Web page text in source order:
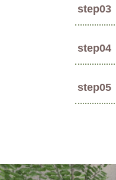
step03
step04
step05